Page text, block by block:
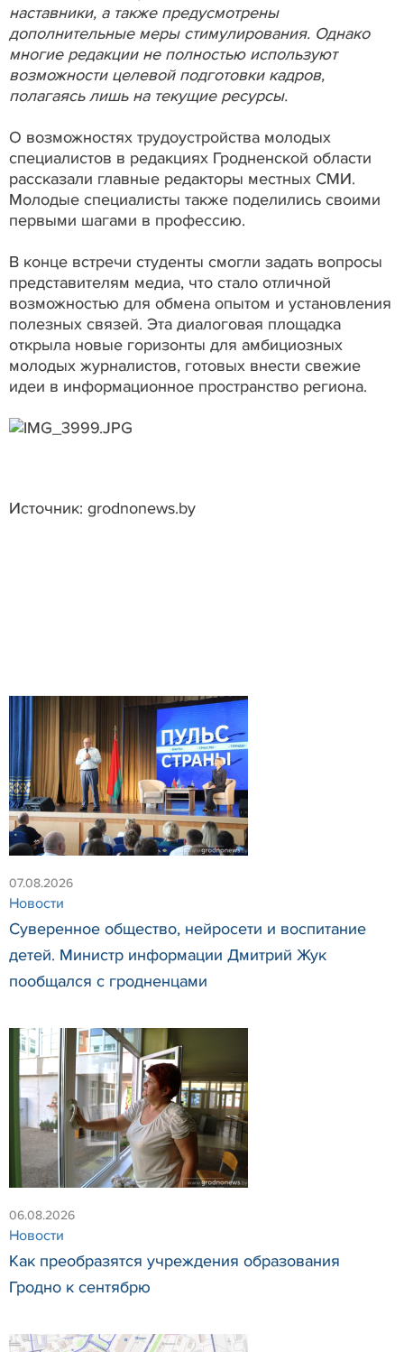
наставники, а также предусмотрены
дополнительные меры стимулирования. Однако
многие редакции не полностью используют
возможности целевой подготовки кадров,
полагаясь лишь на текущие ресурсы.
О возможностях трудоустройства молодых
специалистов в редакциях Гродненской области
рассказали главные редакторы местных СМИ.
Молодые специалисты также поделились своими
первыми шагами в профессию.
В конце встречи студенты смогли задать вопросы
представителям медиа, что стало отличной
возможностью для обмена опытом и установления
полезных связей. Эта диалоговая площадка
открыла новые горизонты для амбициозных
молодых журналистов, готовых внести свежие
идеи в информационное пространство региона.
Источник: grodnonews.by
07.08.2026
Новости
Суверенное общество, нейросети и воспитание
детей. Министр информации Дмитрий Жук
пообщался с гродненцами
06.08.2026
Новости
Как преобразятся учреждения образования
Гродно к сентябрю